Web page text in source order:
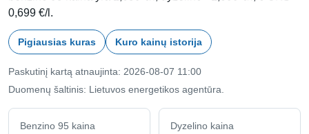
0,699 €/l.
Pigiausias kuras Kuro kainų istorija
Paskutinį kartą atnaujinta: 2026-08-07 11:00
Duomenų šaltinis: Lietuvos energetikos agentūra.
Benzino 95 kaina Dyzelino kaina